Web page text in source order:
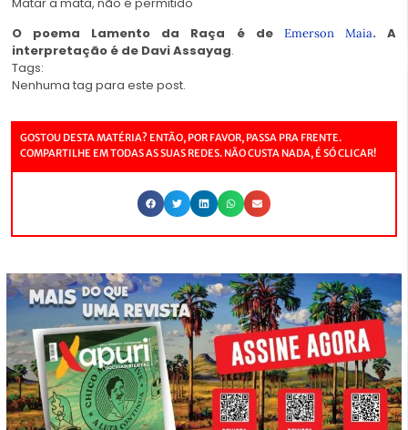
O poema Lamento da Raça é de Emerson Maia. A
interpretação é de Davi Assayag.
Tags:
Nenhuma tag para este post.
GOSTOU DESTA MATÉRIA? ENTÃO, POR FAVOR, PASSA PRA FRENTE.
COMPARTILHE EM TODAS AS SUAS REDES. NÃO CUSTA NADA, É SÓ CLICAR!